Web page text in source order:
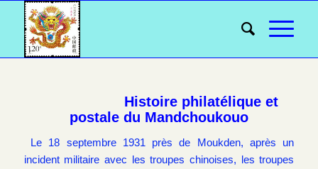
Histoire philatélique et
postale du Mandchoukouo
Le 18 septembre 1931 près de Moukden, après un
incident militaire avec les troupes chinoises, les troupes